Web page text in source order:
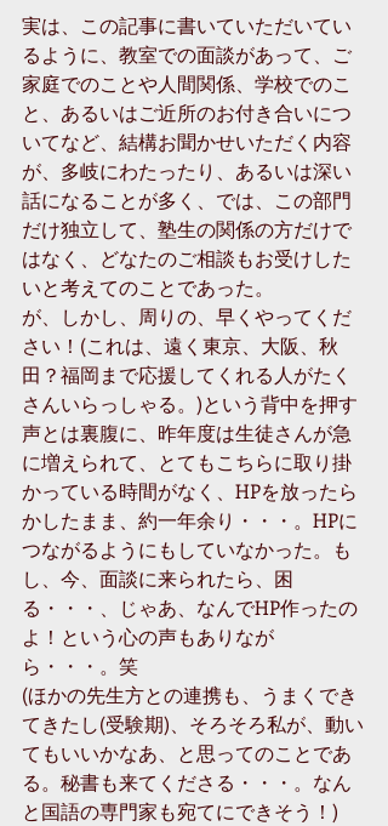
実は、この記事に書いていただいてい
るように、教室での面談があって、ご
家庭でのことや人間関係、学校でのこ
と、あるいはご近所のお付き合いにつ
いてなど、結構お聞かせいただく内容
が、多岐にわたったり、あるいは深い
話になることが多く、では、この部門
だけ独立して、塾生の関係の方だけで
はなく、どなたのご相談もお受けした
いと考えてのことであった。
が、しかし、周りの、早くやってくだ
さい！(これは、遠く東京、大阪、秋
田？福岡まで応援してくれる人がたく
さんいらっしゃる。)という背中を押す
声とは裏腹に、昨年度は生徒さんが急
に増えられて、とてもこちらに取り掛
かっている時間がなく、HPを放ったら
かしたまま、約一年余り・・・。HPに
つながるようにもしていなかった。も
し、今、面談に来られたら、困
る・・・、じゃあ、なんでHP作ったの
よ！という心の声もありなが
ら・・・。笑
(ほかの先生方との連携も、うまくでき
てきたし(受験期)、そろそろ私が、動い
てもいいかなあ、と思ってのことであ
る。秘書も来てくださる・・・。なん
と国語の専門家も宛てにできそう！)